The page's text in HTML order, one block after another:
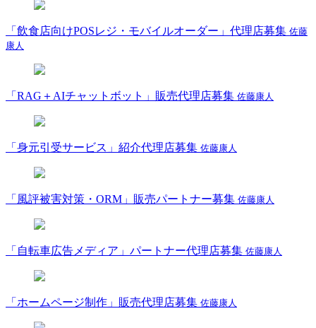
「飲食店向けPOSレジ・モバイルオーダー」代理店募集 佐藤
康人
「RAG＋AIチャットボット」販売代理店募集 佐藤康人
「身元引受サービス」紹介代理店募集 佐藤康人
「風評被害対策・ORM」販売パートナー募集 佐藤康人
「自転車広告メディア」パートナー代理店募集 佐藤康人
「ホームページ制作」販売代理店募集 佐藤康人